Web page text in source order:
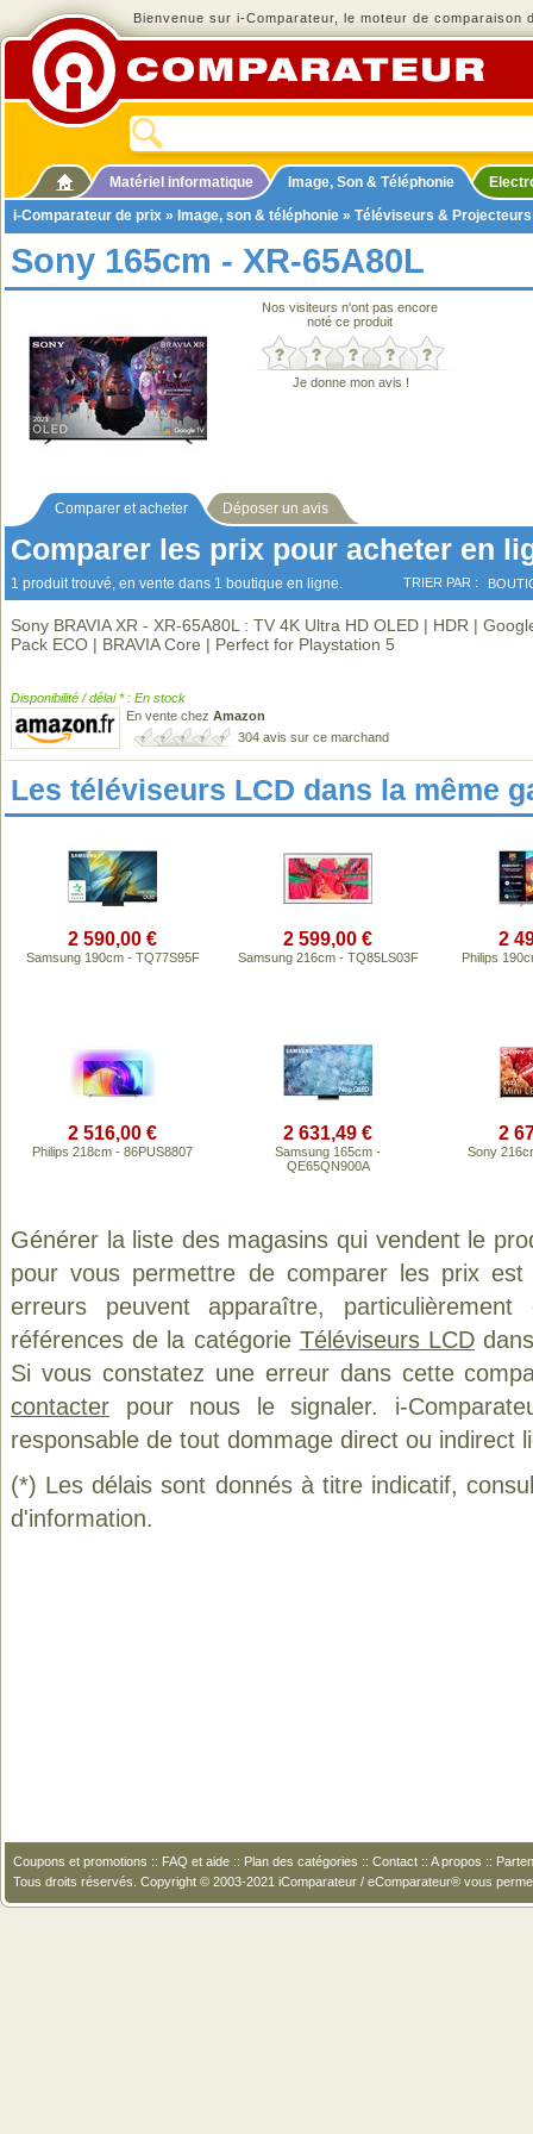
Bienvenue sur i-Comparateur, le moteur de comparaison
Matériel informatique Image, Son & Téléphonie
i-Comparateur de prix » Image, son & téléphonie » Téléviseurs & Projecteurs
Sony 165cm - XR-65A80L
Nos visiteurs n'ont pas encore
noté ce produit
Je donne mon avis !
Comparer et acheter Déposer un avis
Comparer les prix pour acheter en
1 produit trouvé, en vente dans 1 boutique en ligne. TRIER PAR :
Sony BRAVIA XR - XR-65A80L : TV 4K Ultra HD OLED | HDR |
Pack ECO | BRAVIA Core | Perfect for Playstation 5
Disponibilité / délai * : En stock
En vente chez Amazon
304 avis sur ce marchand
Les téléviseurs LCD dans la même
2 590,00 €
Samsung 190cm - TQ77S95F
2 599,00 €
Samsung 216cm - TQ85LS03F
2
Philips
2 516,00 €
Philips 218cm - 86PUS8807
2 631,49 €
Samsung 165cm -
QE65QN900A
2
Sony
Générer la liste des magasins qui vendent le
pour vous permettre de comparer les prix
erreurs peuvent apparaître,
références de la catégorie Téléviseurs LCD
Si vous constatez une erreur dans cette
contacter pour nous le signaler. i-
responsable de tout dommage direct ou indirect
(*) Les délais sont donnés à titre indicatif,
d'information.
Coupons et promotions :: FAQ et aide :: Plan des catégories :: Contact :: A propos ::
Tous droits réservés. Copyright © 2003-2021 iComparateur / eComparateur® vous